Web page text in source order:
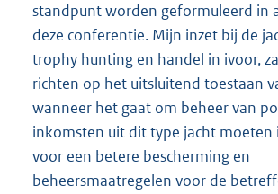
standpunt worden geformuleerd in
deze conferentie. Mijn inzet bij de
trophy hunting en handel in ivoor,
richten op het uitsluitend toestaan
wanneer het gaat om beheer van
inkomsten uit dit type jacht moeten
voor een betere bescherming en
beheersmaatregelen voor de